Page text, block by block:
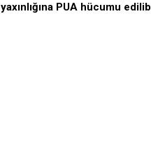
yaxınlığına PUA hücumu edilib